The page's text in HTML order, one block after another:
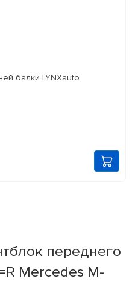
балки LYNXauto
переднего
Mercedes M-